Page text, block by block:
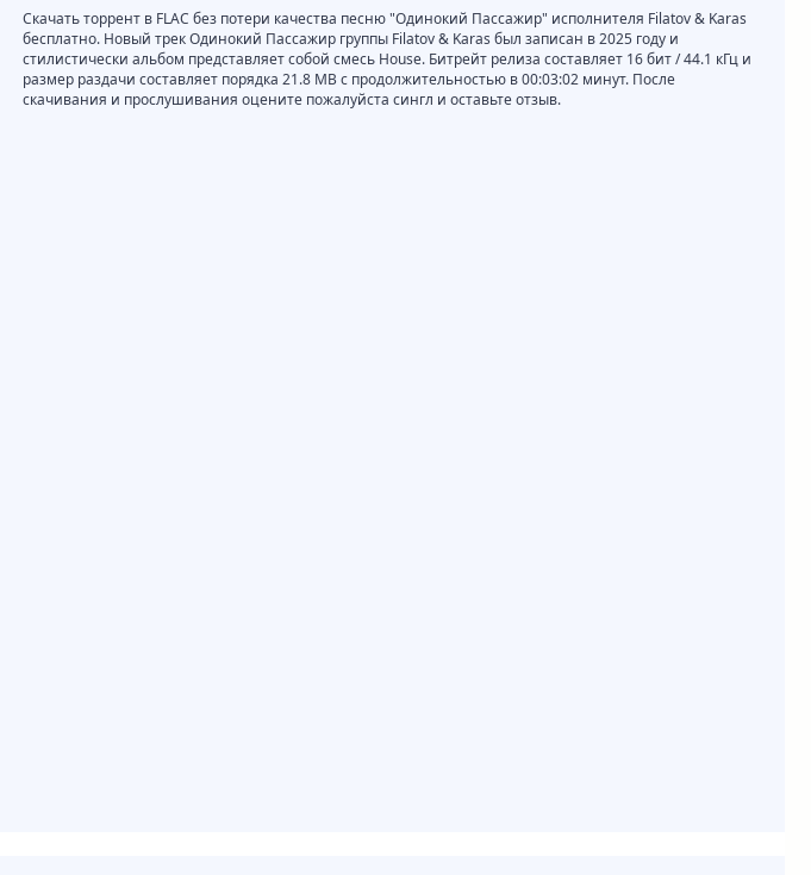
Скачать торрент в FLAC без потери качества песню "Одинокий Пассажир" исполнителя Filatov & Karas
бесплатно. Новый трек Одинокий Пассажир группы Filatov & Karas был записан в 2025 году и
стилистически альбом представляет собой смесь House. Битрейт релиза составляет 16 бит / 44.1 кГц и
размер раздачи составляет порядка 21.8 MB с продолжительностью в 00:03:02 минут. После
скачивания и прослушивания оцените пожалуйста сингл и оставьте отзыв.